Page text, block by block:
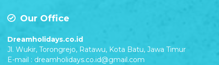
Our Office
Dreamholidays.co.id
Jl. Wukir, Torongrejo, Ratawu, Kota Batu, Jawa Timur
E-mail : dreamholidays.co.id@gmail.com